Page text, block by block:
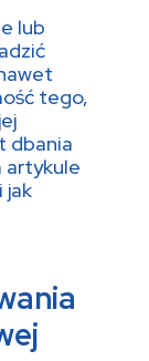
lub
tego,
dbania
artykule
jak